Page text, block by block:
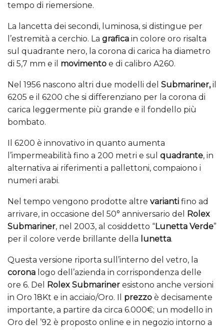
tempo di riemersione.
La lancetta dei secondi, luminosa, si distingue per
l’estremità a cerchio. La grafica in colore oro risalta
sul quadrante nero, la corona di carica ha diametro
di 5,7 mm e il movimento e di calibro A260.
Nel 1956 nascono altri due modelli del Submariner,il
6205 e il 6200 che si differenziano per la corona di
carica leggermente più grande e il fondello più
bombato.
Il 6200 è innovativo in quanto aumenta
l’impermeabilità fino a 200 metri e sul quadrante, in
alternativa ai riferimenti a pallettoni, compaiono i
numeri arabi.
Nel tempo vengono prodotte altre varianti fino ad
arrivare, in occasione del 50° anniversario del
Rolex
Submariner, nel 2003, al cosiddetto “Lunetta Verde”
per il colore verde brillante della lunetta.
Questa versione riporta sull’interno del vetro, la
corona logo dell’azienda in corrispondenza delle
ore 6. Del
Rolex Submariner esistono anche versioni
in Oro 18Kt e in acciaio/Oro. Il prezzo è decisamente
importante, a partire da circa 6.000€; un modello in
Oro del ’92 è proposto online e in negozio intorno a